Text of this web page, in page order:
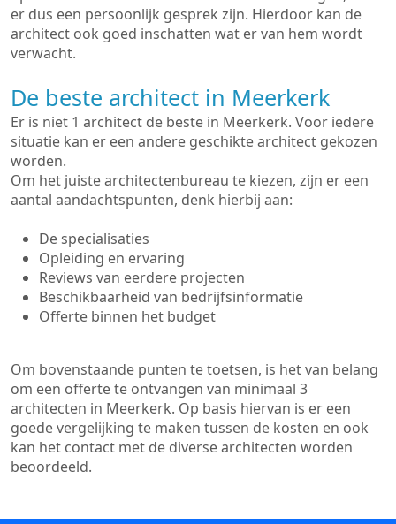
er dus een persoonlijk gesprek zijn. Hierdoor kan de
architect ook goed inschatten wat er van hem wordt
verwacht.
De beste architect in Meerkerk
Er is niet 1 architect de beste in Meerkerk. Voor iedere
situatie kan er een andere geschikte architect gekozen
worden.
Om het juiste architectenbureau te kiezen, zijn er een
aantal aandachtspunten, denk hierbij aan:
De specialisaties
Opleiding en ervaring
Reviews van eerdere projecten
Beschikbaarheid van bedrijfsinformatie
Offerte binnen het budget
Om bovenstaande punten te toetsen, is het van belang
om een offerte te ontvangen van minimaal 3
architecten in Meerkerk. Op basis hiervan is er een
goede vergelijking te maken tussen de kosten en ook
kan het contact met de diverse architecten worden
beoordeeld.